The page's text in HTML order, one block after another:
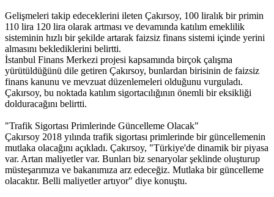
Gelişmeleri takip edeceklerini ileten Çakırsoy, 100 liralık bir primin
110 lira 120 lira olarak artması ve devamında katılım emeklilik
sisteminin hızlı bir şekilde artarak faizsiz finans sistemi içinde yerini
almasını beklediklerini belirtti.
İstanbul Finans Merkezi projesi kapsamında birçok çalışma
yürütüldüğünü dile getiren Çakırsoy, bunlardan birisinin de faizsiz
finans kanunu ve mevzuat düzenlemeleri olduğunu vurguladı.
Çakırsoy, bu noktada katılım sigortacılığının önemli bir eksikliği
dolduracağını belirtti.
"Trafik Sigortası Primlerinde Güncelleme Olacak"
Çakırsoy 2018 yılında trafik sigortası primlerinde bir güncellemenin
mutlaka olacağını açıkladı. Çakırsoy, "Türkiye'de dinamik bir piyasa
var. Artan maliyetler var. Bunları biz senaryolar şeklinde oluşturup
müsteşarımıza ve bakanımıza arz edeceğiz. Mutlaka bir güncelleme
olacaktır. Belli maliyetler artıyor" diye konuştu.